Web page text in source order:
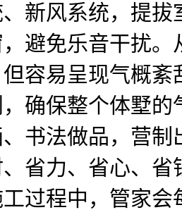
新风系统，提拔
避免乐音干扰
容易呈现气概紊
确保整个体墅的
书法做品，营
省力、省心、省
过程中，管家